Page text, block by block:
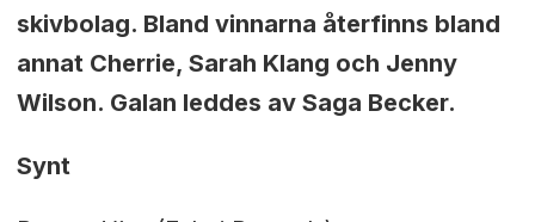
skivbolag. Bland vinnarna återfinns bland
annat Cherrie, Sarah Klang och Jenny
Wilson. Galan leddes av Saga Becker.
Synt